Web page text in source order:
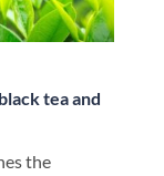
tea and
the